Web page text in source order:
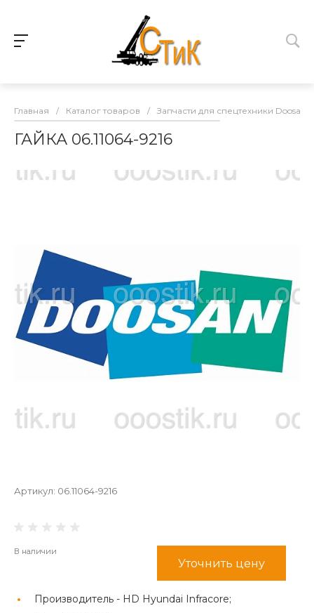
Главная / Каталог товаров / Запчасти для спецтехники Doosan
ГАЙКА 06.11064-9216
Артикул: 06.11064-9216
В наличии
Уточнить цену
Производитель - HD Hyundai Infracore;